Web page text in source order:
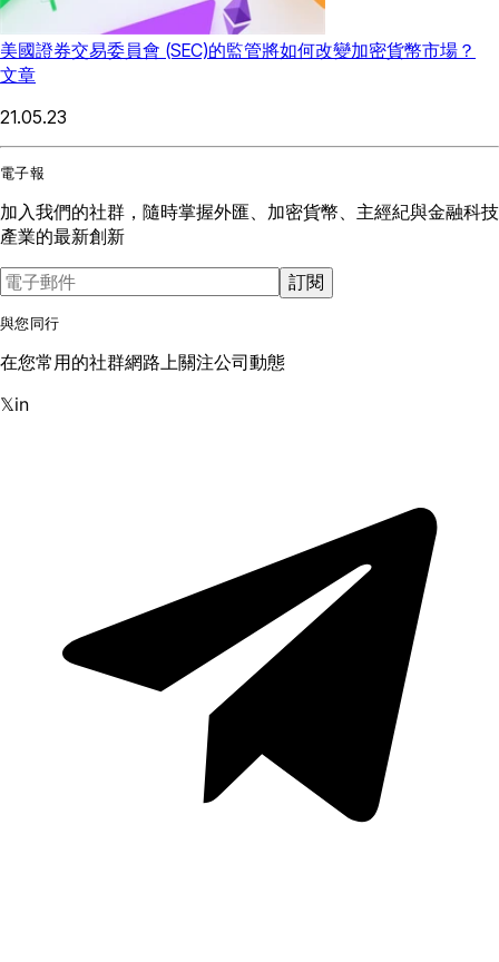
美國證券交易委員會 (SEC)的監管將如何改變加密貨幣市場？
文章
21.05.23
電子報
加入我們的社群，隨時掌握外匯、加密貨幣、主經紀與金融科技
產業的最新創新
訂閱
與您同行
在您常用的社群網路上關注公司動態
𝕏in